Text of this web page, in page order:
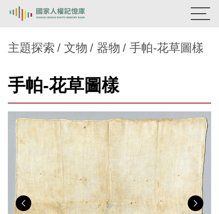
新生訓導處
蛋殼畫 送物單
主題探索
背景知識
關於我們
意見信箱
主題探索 文物 器物 手帕-花草圖樣
手帕-花草圖樣
Previous